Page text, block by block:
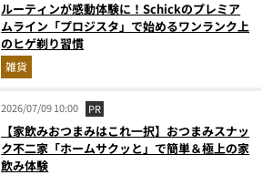
ルーティンが感動体験に！Schickのプレミア
ムライン「プロジスタ」で始めるワンランク上
のヒゲ剃り習慣
雑貨
2026/07/09 10:00 PR
【家飲みおつまみはこれ一択】おつまみスナッ
ク不二家「ホームサクッと」で簡単＆極上の家
飲み体験